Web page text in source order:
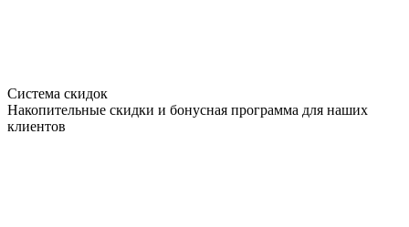
Система скидок
Накопительные скидки и бонусная программа для наших
клиентов